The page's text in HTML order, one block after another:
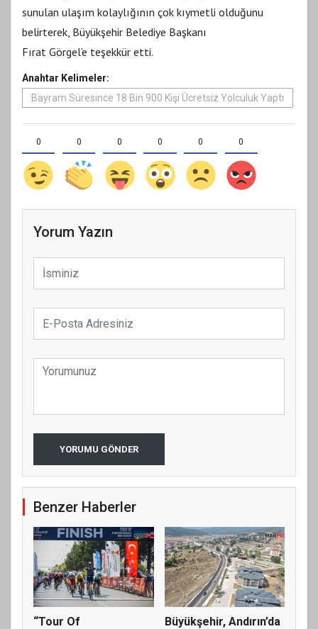
sunulan ulaşım kolaylığının çok kıymetli olduğunu
belirterek, Büyükşehir Belediye Başkanı
Fırat Görgel’e teşekkür etti.
Anahtar Kelimeler:
Bayram Süresince 18 Bin 900 Kişi Ücretsiz Yolculuk Yaptı
0 0 0 0 0 0
Yorum Yazın
YORUMU GÖNDER
Benzer Haberler
“Tour Of
Büyükşehir, Andırın’da